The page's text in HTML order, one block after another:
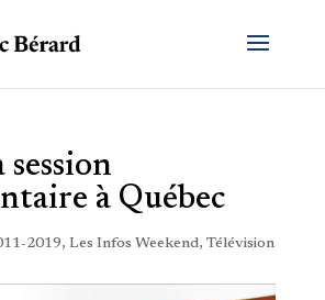
session
à Québec
2019, Les Infos Weekend, Télévision